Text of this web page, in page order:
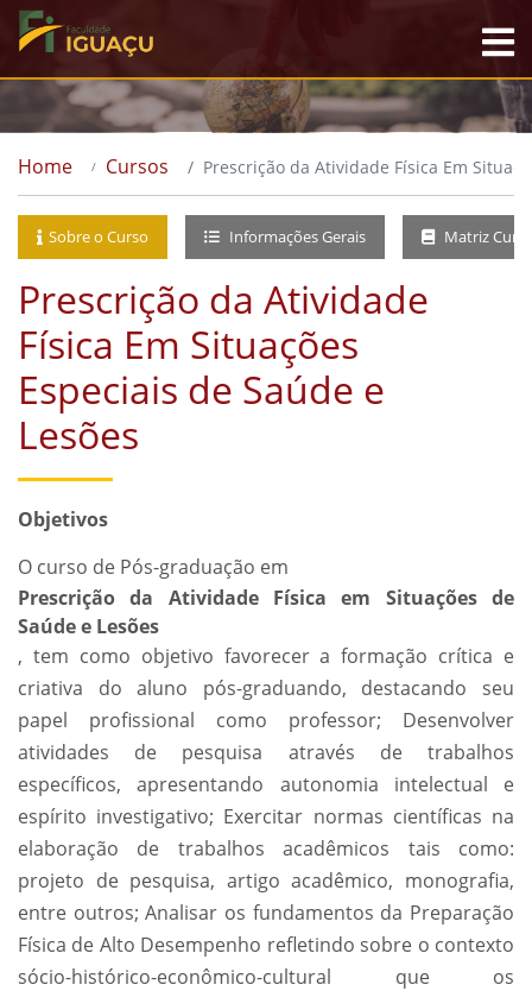
Home Cursos Prescrição da Atividade Física Em
Sobre o Curso Informações Gerais Matriz
Prescrição da Atividade
Física Em Situações
Especiais de Saúde e
Lesões
Objetivos
O curso de Pós-graduação em
Prescrição da Atividade Física em Situações de
Saúde e Lesões
, tem como objetivo favorecer a formação crítica e
criativa do aluno pós-graduando, destacando seu
papel profissional como professor; Desenvolver
atividades de pesquisa através de trabalhos
específicos, apresentando autonomia intelectual e
espírito investigativo; Exercitar normas científicas na
elaboração de trabalhos acadêmicos tais como:
projeto de pesquisa, artigo acadêmico, monografia,
entre outros; Analisar os fundamentos da Preparação
Física de Alto Desempenho refletindo sobre o contexto
sócio-histórico-econômico-cultural que os